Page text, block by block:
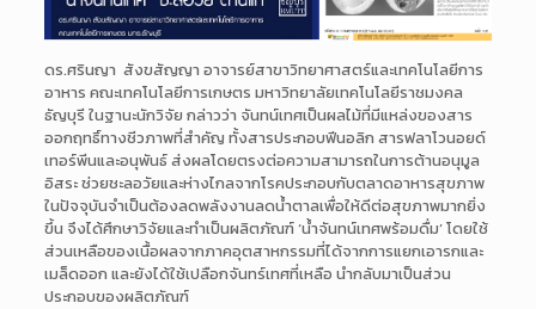
ดร.ศรินญา สังขสัญญา อาจารย์สาขาวิทยาศาสตร์และเทคโนโลยีการ
อาหาร คณะเทคโนโลยีการเกษตร มหาวิทยาลัยเทคโนโลยีราชมงคล
ธัญบุรี ในฐานะนักวิจัย กล่าวว่า จันทน์เทศเป็นผลไม้ที่มีแหล่งของสาร
ออกฤทธิ์ทางชีวภาพที่สำคัญ ทั้งสารประกอบฟีนอลิก สารฟลาโวนอยด์
เทอร์พีนและอนุพันธ์ ส่งผลโดยตรงต่อความสามารถในการต้านอนุมูล
อิสระ ช่วยชะลอวัยและห่างไกลจากโรคประกอบกับตลาดอาหารสุขภาพ
ในปัจจุบันจำเป็นต้องลดพลังงานลดน้ำตาลเพื่อให้ดีต่อสุขภาพมากยิ่ง
ขึ้น จึงได้ศึกษาวิจัยและทำเป็นผลิตภัณฑ์ ‘น้ำจันทน์เทศพร้อมดื่ม’ โดยใช้
ส่วนเหลือของเนื้อผลจากภาคอุตสาหกรรมที่ได้จากการแยกเอารกและ
เมล็ดออก และยังได้ใช้เปลือกจันทร์เทศที่เหลือ นำกลับมาเป็นส่วน
ประกอบของผลิตภัณฑ์